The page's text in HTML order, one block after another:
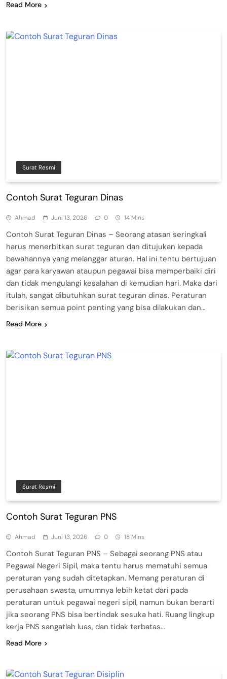
Read More
Surat Resmi
Contoh Surat Teguran Dinas
Ahmad Juni 13, 2026 0 14 Mins
Contoh Surat Teguran Dinas – Seorang atasan seringkali
harus menerbitkan surat teguran dan ditujukan kepada
bawahannya yang melanggar aturan. Hal ini tentu bertujuan
agar para karyawan ataupun pegawai bisa memperbaiki diri
dan tidak mengulangi kesalahan di kemudian hari. Maka dari
itulah, sangat dibutuhkan surat teguran dinas. Peraturan
berisikan semua point penting yang bisa dilakukan dan…
Read More
Surat Resmi
Contoh Surat Teguran PNS
Ahmad Juni 13, 2026 0 18 Mins
Contoh Surat Teguran PNS – Sebagai seorang PNS atau
Pegawai Negeri Sipil, maka tentu harus mematuhi semua
peraturan yang sudah ditetapkan. Memang peraturan di
perusahaan swasta, umumnya lebih ketat dari pada
peraturan untuk pegawai negeri sipil, namun bukan berarti
jika seorang PNS bisa bertindak sesuka hati. Ruang lingkup
kerja PNS sangatlah luas, dan tidak terbatas…
Read More